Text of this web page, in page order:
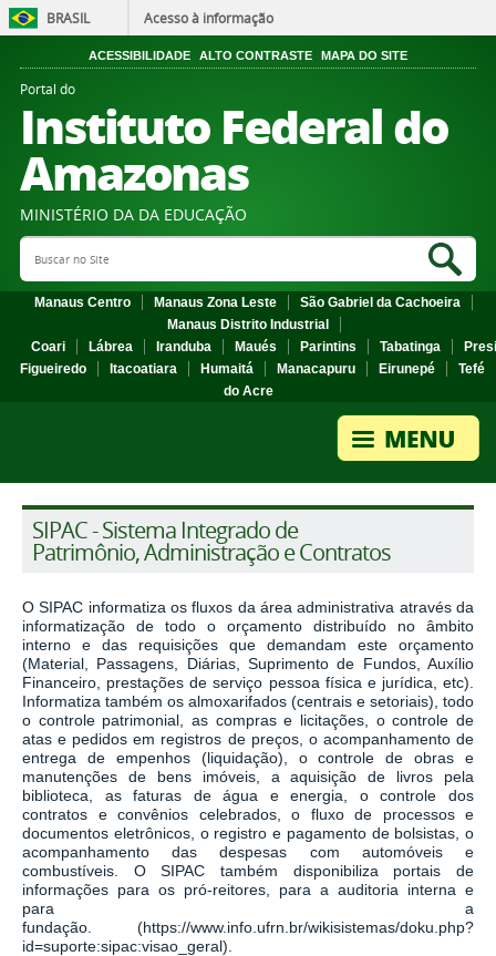
BRASIL Acesso à informação
ACESSIBILIDADE ALTO CONTRASTE MAPA DO SITE
Portal do
Instituto Federal do
Amazonas
MINISTÉRIO DA DA EDUCAÇÃO
Search Site
Manaus Centro Manaus Zona Leste
São Gabriel da Cachoeira
Manaus Distrito Industrial
Coari
Lábrea Iranduba Maués Parintins Tabatinga
Figueiredo
Itacoatiara Humaitá Manacapuru Eirunepé
Tefé
do Acre
SIPAC - Sistema Integrado de
Patrimônio, Administração e Contratos
O SIPAC informatiza os fluxos da área administrativa através da
informatização de todo o orçamento distribuído no âmbito
interno e das requisições que demandam este orçamento
(Material, Passagens, Diárias, Suprimento de Fundos, Auxílio
Financeiro, prestações de serviço pessoa física e jurídica, etc).
Informatiza também os almoxarifados (centrais e setoriais), todo
o controle patrimonial, as compras e licitações, o controle de
atas e pedidos em registros de preços, o acompanhamento de
entrega de empenhos (liquidação), o controle de obras e
manutenções de bens imóveis, a aquisição de livros pela
biblioteca, as faturas de água e energia, o controle dos
contratos e convênios celebrados, o fluxo de processos e
documentos eletrônicos, o registro e pagamento de bolsistas, o
acompanhamento das despesas com automóveis e
combustíveis. O SIPAC também disponibiliza portais de
informações para os pró-reitores, para a auditoria interna e
para a
fundação.
(https://www.info.ufrn.br/wikisistemas/doku.php?
id=suporte:sipac:visao_geral).